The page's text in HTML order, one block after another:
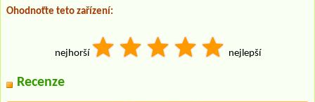
Ohodnoťte teto zařízení:
nejhorší nejlepší
Recenze